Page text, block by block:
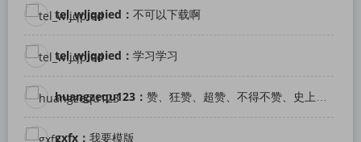
tel_wljqpied： 不可以下载啊
tel_wljqpied： 学习学习
huangzequ123： 赞、狂赞、超赞、不得不赞、史上最赞！
gxfx： 我要模版